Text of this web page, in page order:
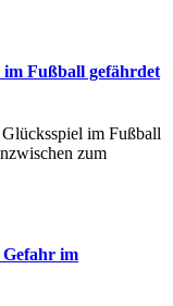
Fußball gefährdet
im Fußball
zum
im